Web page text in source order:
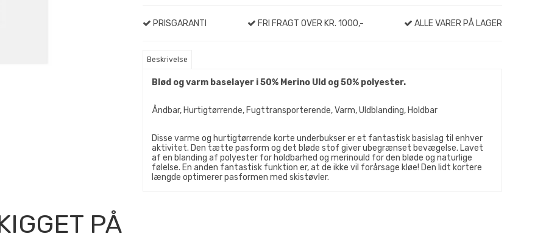
PRISGARANTI FRI FRAGT OVER KR. 1000,- ALLE VARER PÅ LAGER
Beskrivelse
Blød og varm baselayer i 50% Merino Uld og 50% polyester.
Åndbar, Hurtigtørrende, Fugttransporterende, Varm, Uldblanding, Holdbar
Disse varme og hurtigtørrende korte underbukser er et fantastisk basislag til enhver
aktivitet. Den tætte pasform og det bløde stof giver ubegrænset bevægelse. Lavet
af en blanding af polyester for holdbarhed og merinould for den bløde og naturlige
følelse. En anden fantastisk funktion er, at de ikke vil forårsage kløe! Den lidt kortere
længde optimerer pasformen med skistøvler.
PÅ